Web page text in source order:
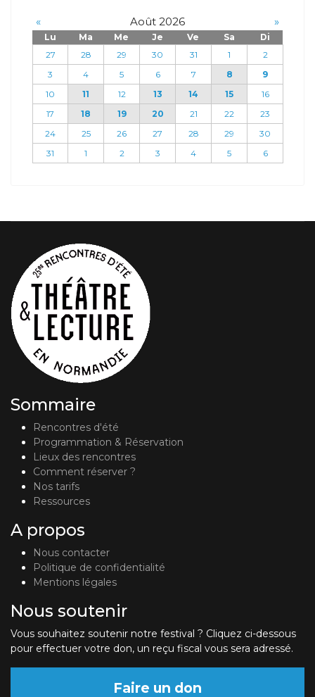
« Août 2026 »
Lu Ma Me Je Ve Sa
Di
27
28 29 30 31 1
2
3
4 5 6 7 8
9
10
11 12 13 14 15
16
17
18 19 20 21 22
23
24
25 26 27 28 29
30
31
1 2 3 4 5 6
Sommaire
Rencontres d'été
Programmation & Réservation
Lieux des rencontres
Comment réserver ?
Nos tarifs
Ressources
A propos
Nous contacter
Politique de confidentialité
Mentions légales
Nous soutenir
Vous souhaitez soutenir notre festival ? Cliquez ci-dessous
pour effectuer votre don, un reçu fiscal vous sera adressé.
Faire un don